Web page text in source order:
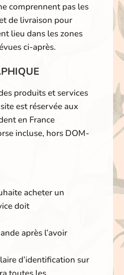
comprennent pas les
de livraison pour
lieu dans les zones
ci-après.
produits et services
est réservée aux
en France
incluse, hors DOM-
acheter un
doit
après l’avoir
d’identification sur